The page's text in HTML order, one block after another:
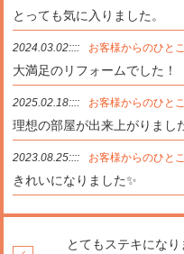
とっても気に入りました。
2024.03.02:::: お客様からのひと
大満足のリフォームでした！
2025.02.18:::: お客様からのひと
理想の部屋が出来上がりまし
2023.08.25:::: お客様からのひと
きれいになりました✨
とてもステキになり